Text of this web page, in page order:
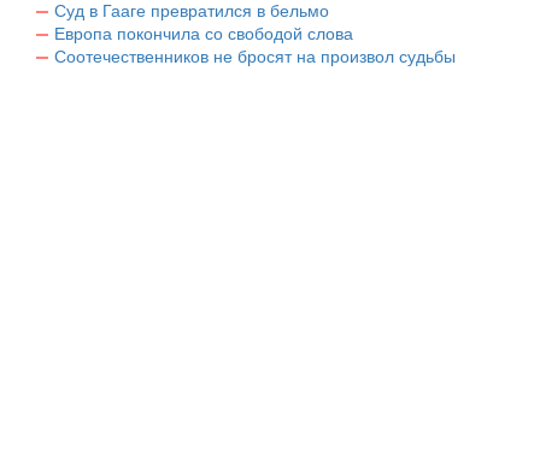
Суд в Гааге превратился в бельмо
Европа покончила со свободой слова
Соотечественников не бросят на произвол судьбы